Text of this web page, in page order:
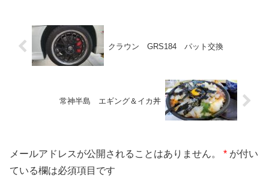
クラウン GRS184 パット交換
常神半島 エギング＆イカ丼
メールアドレスが公開されることはありません。 * が付い
ている欄は必須項目です